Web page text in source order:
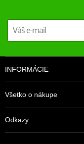
INFORMÁCIE
Všetko o nákupe
Odkazy